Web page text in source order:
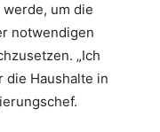
um die
notwendigen
„Ich
die Haushalte in